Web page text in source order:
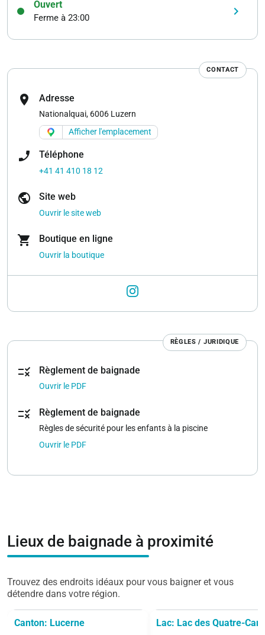
Ouvert
Ferme à 23:00 keyboard_arrow_right
CONTACT
location_on Adresse
Nationalquai, 6006 Luzern
Afficher l'emplacement
phone_enabled Téléphone
+41 41 410 18 12
public Site web
Ouvrir le site web
shopping_cart Boutique en ligne
Ouvrir la boutique
RÈGLES / JURIDIQUE
rule Règlement de baignade
Ouvrir le PDF
rule Règlement de baignade
Règles de sécurité pour les enfants à la piscine
Ouvrir le PDF
Lieux de baignade à proximité
Trouvez des endroits idéaux pour vous baigner et vous
détendre dans votre région.
Canton: Lucerne Lac: Lac des Quatre-